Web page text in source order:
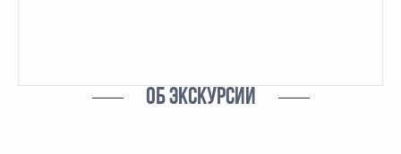
ОБ ЭКСКУРСИИ